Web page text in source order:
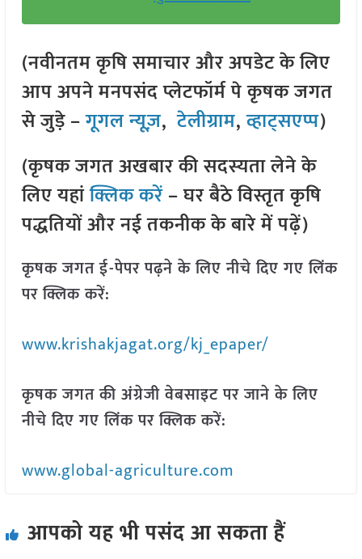
(नवीनतम कृषि समाचार और अपडेट के लिए
आप अपने मनपसंद प्लेटफॉर्म पे कृषक जगत
से जुड़े –गूगल न्यूज़,टेलीग्राम,व्हाट्सएप्प)
(कृषक जगत अखबार की सदस्यता लेने के
लिए यहांक्लिक करें– घर बैठे विस्तृत कृषि
पद्धतियों और नई तकनीक के बारे में पढ़ें)
कृषक जगत ई-पेपर पढ़ने के लिए नीचे दिए गए लिंक
पर क्लिक करें:
www.krishakjagat.org/kj_epaper/
कृषक जगत की अंग्रेजी वेबसाइट पर जाने के लिए
नीचे दिए गए लिंक पर क्लिक करें:
www.global-agriculture.com
आपको यह भी पसंद आ सकता हैं